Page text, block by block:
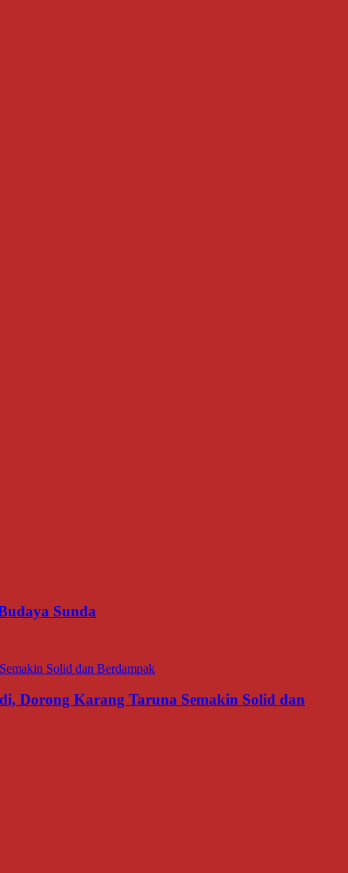
Sunda
Dorong Karang Taruna Semakin Solid dan